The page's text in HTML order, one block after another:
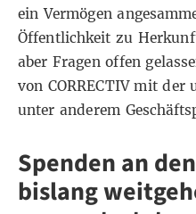
ein Vermögen
Öffentlichkeit zu
aber Fragen offen
von CORRECTIV mit
unter anderem
Spenden an
bislang